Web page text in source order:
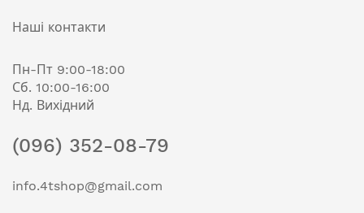
Наші контакти
Пн-Пт 9:00-18:00
Сб. 10:00-16:00
Нд. Вихідний
(096) 352-08-79
info.4tshop@gmail.com